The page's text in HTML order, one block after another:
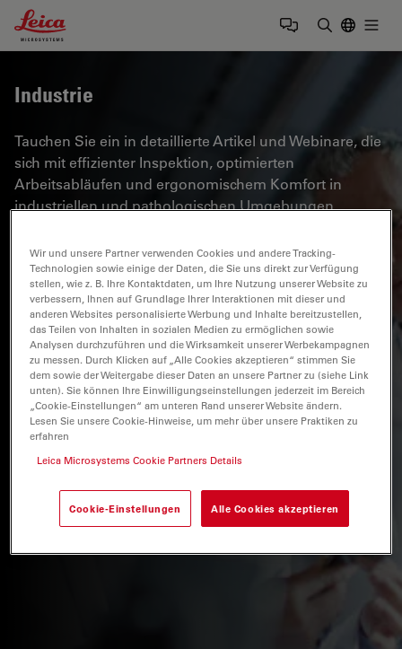
Leica Microsystems Logo
Industrie
Tauchen Sie ein in detaillierte Artikel und Webinare, die
sich mit effizienter Inspektion, optimierten
Arbeitsabläufen und ergonomischem Komfort in
industriellen und pathologischen Umgebungen
Qualitätskontrolle, Materialanalyse, Mikroskopie in der
Pathologie und vieles mehr. Sie erhalten wertvolle
Einblicke in den Einsatz von Spitzentechnologien zur
Verbesserung der Präzision und Effizienz von
Fertigungsprozessen sowie zur präzisen
pathologischen Diagnose und Forschung.
Wir und unsere Partner verwenden Cookies und andere Tracking-
Technologien sowie einige der Daten, die Sie uns direkt zur Verfügung
stellen, wie z. B. Ihre Kontaktdaten, um Ihre Nutzung unserer Website zu
verbessern, Ihnen auf Grundlage Ihrer Interaktionen mit dieser und
anderen Websites personalisierte Werbung und Inhalte bereitzustellen,
das Teilen von Inhalten in sozialen Medien zu ermöglichen sowie
Analysen durchzuführen und die Wirksamkeit unserer Werbekampagnen
zu messen. Durch Klicken auf „Alle Cookies akzeptieren“ stimmen Sie
dem sowie der Weitergabe dieser Daten an unsere Partner zu (siehe Link
unten). Sie können Ihre Einwilligungseinstellungen jederzeit im Bereich
„Cookie-Einstellungen“ am unteren Rand unserer Website ändern.
Lesen Sie unsere Cookie-Hinweise, um mehr über unsere Praktiken zu
erfahren
Leica Microsystems Cookie Partners Details
Cookie-Einstellungen Alle Cookies akzeptieren